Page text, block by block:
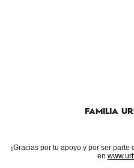
FAMILIA
¡Gracias por tu apoyo y por ser
en